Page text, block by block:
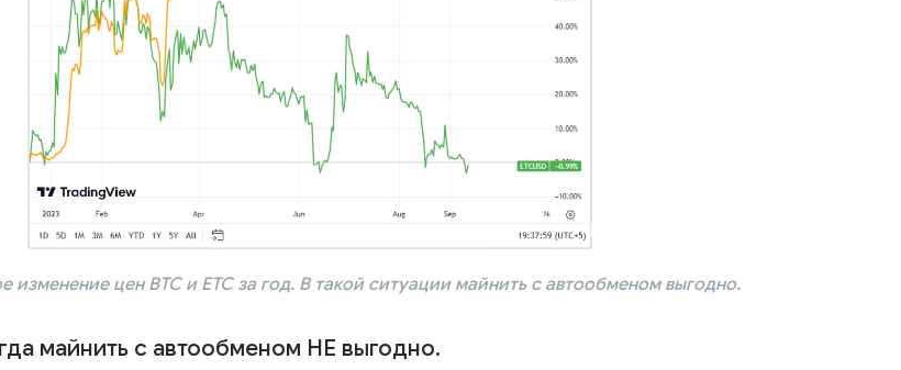
изменение цен BTC и ETC за год. В такой ситуации майнить с автообменом выгодно.
майнить с автообменом НЕ выгодно.